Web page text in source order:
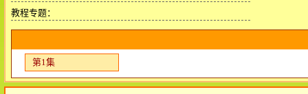
教程专题：
第1集